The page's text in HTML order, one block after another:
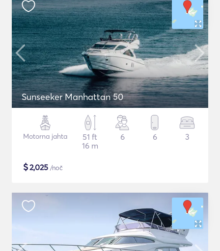
Sunseeker Manhattan 50
Motorna jahta
51 ft
16 m
6 6 3
$2,025 /noč